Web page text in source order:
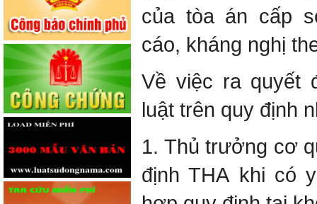
của tòa án cấp
cáo, kháng nghị
Về việc ra quyết
luật trên quy định
1. Thủ trưởng cơ
định THA khi có